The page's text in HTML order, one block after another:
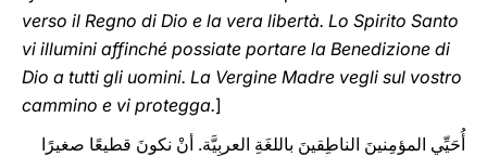
verso il Regno di Dio e la vera libertà. Lo Spirito Santo
vi illumini affinché possiate portare la Benedizione di
Dio a tutti gli uomini. La Vergine Madre vegli sul vostro
cammino e vi protegga.]
أُحَيِّي المؤمِنينَ الناطِقينَ باللغَةِ العربِيَّة. أنْ نكونَ قطيعًا صغيرًا